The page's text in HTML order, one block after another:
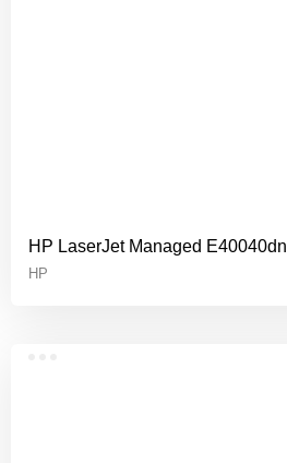
HP LaserJet Managed E40040dn
HP